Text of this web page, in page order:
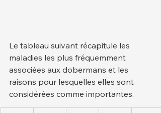
Le tableau suivant récapitule les
maladies les plus fréquemment
associées aux dobermans et les
raisons pour lesquelles elles sont
considérées comme importantes.